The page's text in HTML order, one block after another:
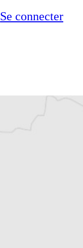
Se connecter